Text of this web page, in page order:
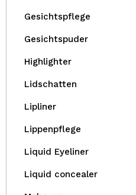
Gesichtspflege
Gesichtspuder
Highlighter
Lidschatten
Lipliner
Lippenpflege
Liquid Eyeliner
Liquid concealer